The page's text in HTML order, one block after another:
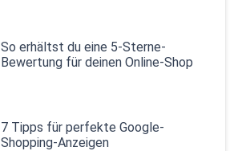
So erhältst du eine 5-Sterne-
Bewertung für deinen Online-Shop
7 Tipps für perfekte Google-
Shopping-Anzeigen